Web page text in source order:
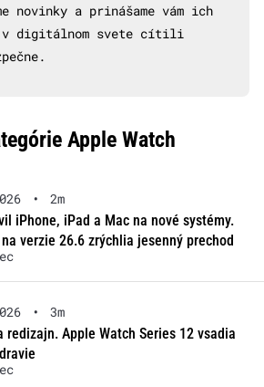
novinky a prinášame vám ich
v digitálnom svete cítili
Apple Watch
•
2m
iPhone, iPad a Mac na nové systémy.
verzie 26.6 zrýchlia jesenný prechod
•
3m
redizajn. Apple Watch Series 12 vsadia